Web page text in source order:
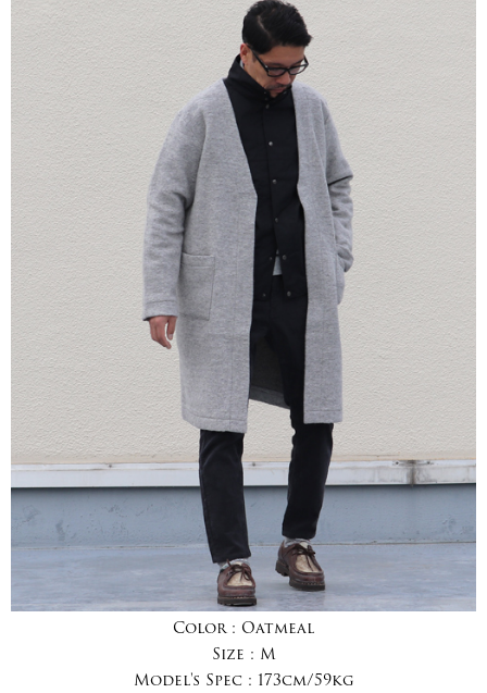
Color : Oatmeal
Size : M
Model's Spec : 173cm/59kg